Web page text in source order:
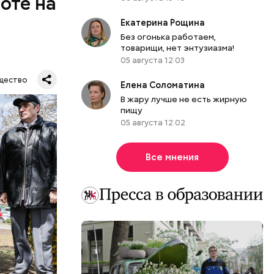
авария
С
Екатерина Рощина
Без огонька работаем,
товарищи, нет энтузиазма!
05 августа 12:03
Елена Соломатина
В жару лучше не есть жирную
пищу
05 августа 12:02
Все мнения